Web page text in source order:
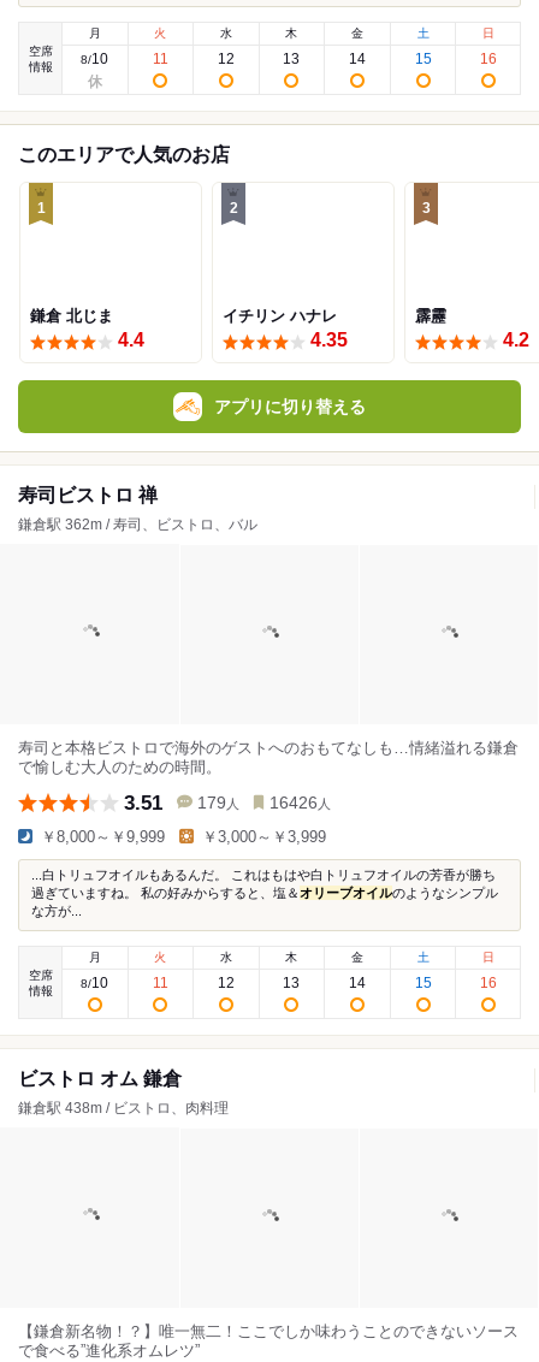
空席
情報
月
8/10
火
11
水
12
木
13
金
14
土
15
日
16
このエリアで人気のお店
1
鎌倉 北じま
4.4
2
イチリン ハナレ
4.35
3
霹靂
4.2
アプリに切り替える
寿司ビストロ 禅
鎌倉駅 362m / 寿司、ビストロ、バル
寿司と本格ビストロで海外のゲストへのおもてなしも…情緒溢れる鎌倉
で愉しむ大人のための時間。
3.51 179 人 16426 人
￥8,000～￥9,999 ￥3,000～￥3,999
...白トリュフオイルもあるんだ。 これはもはや白トリュフオイルの芳香が勝ち
過ぎていますね。 私の好みからすると、塩＆ オリーブオイルのようなシンプル
な方が...
空席
情報
月
8/10
火
11
水
12
木
13
金
14
土
15
日
16
ビストロ オム 鎌倉
鎌倉駅 438m / ビストロ、肉料理
【鎌倉新名物！？】唯一無二！ここでしか味わうことのできないソース
で食べる”進化系オムレツ”